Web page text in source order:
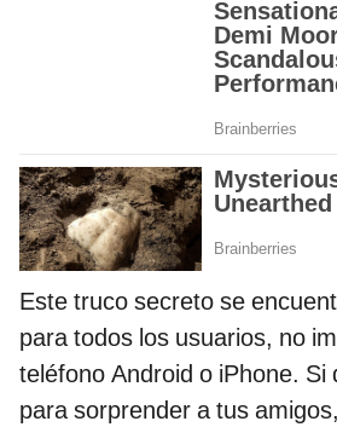
Este truco secreto se
para todos los usuarios, no
teléfono Android o iPhone. Si
para sorprender a tus